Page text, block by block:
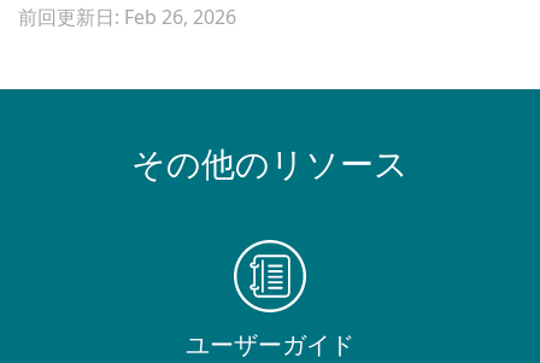
前回更新日: Feb 26, 2026
その他のリソース
ユーザーガイド